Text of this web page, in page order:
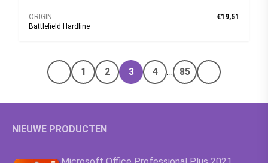
ORIGIN
Battlefield Hardline
€19,51
Vorige pagina
1 2 3 4 … 85
Volgende
NIEUWE PRODUCTEN